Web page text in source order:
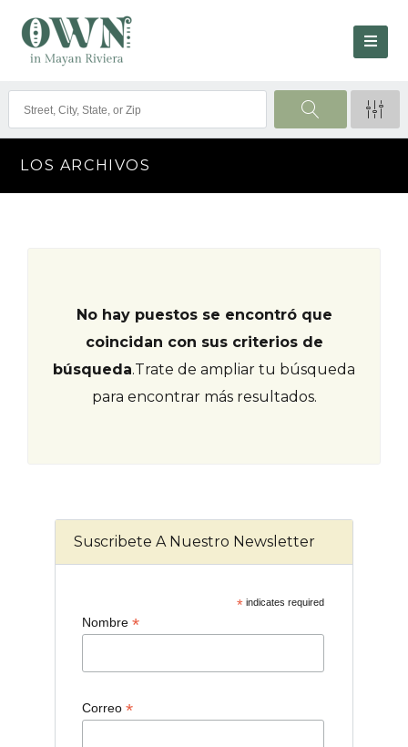
LOS ARCHIVOS
No hay puestos se encontró que
coincidan con sus criterios de
búsqueda.Trate de ampliar tu búsqueda
para encontrar más resultados.
Suscribete A Nuestro Newsletter
*indicates required
Nombre *
Correo *